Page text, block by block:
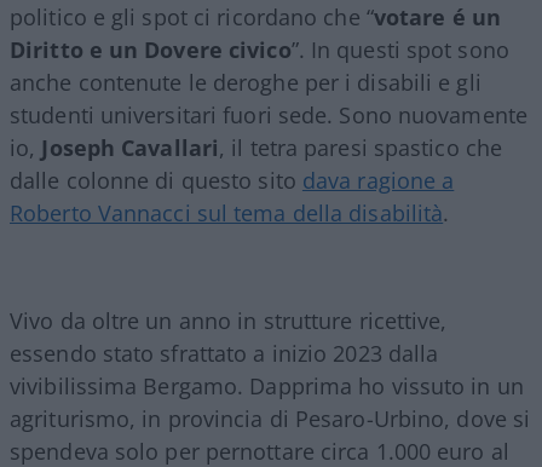
politico e gli spot ci ricordano che “votare é un
Diritto e un Dovere civico”. In questi spot sono
anche contenute le deroghe per i disabili e gli
studenti universitari fuori sede. Sono nuovamente
io, Joseph Cavallari, il tetra paresi spastico che
dalle colonne di questo sito dava ragione a
Roberto Vannacci sul tema della disabilità.
Vivo da oltre un anno in strutture ricettive,
essendo stato sfrattato a inizio 2023 dalla
vivibilissima Bergamo. Dapprima ho vissuto in un
agriturismo, in provincia di Pesaro-Urbino, dove si
spendeva solo per pernottare circa 1.000 euro al